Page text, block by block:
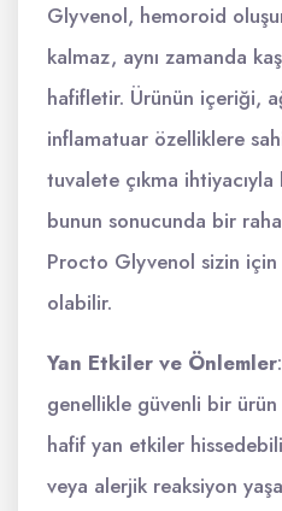
Glyvenol, hemoroid
kalmaz, aynı zamanda
hafifletir. Ürünün içeriği,
inflamatuar özelliklere
tuvalete çıkma ihtiyacıyla
bunun sonucunda bir
Procto Glyvenol sizin
olabilir.
Yan Etkiler ve Önlemler
genellikle güvenli bir
hafif yan etkiler
veya alerjik reaksiyon